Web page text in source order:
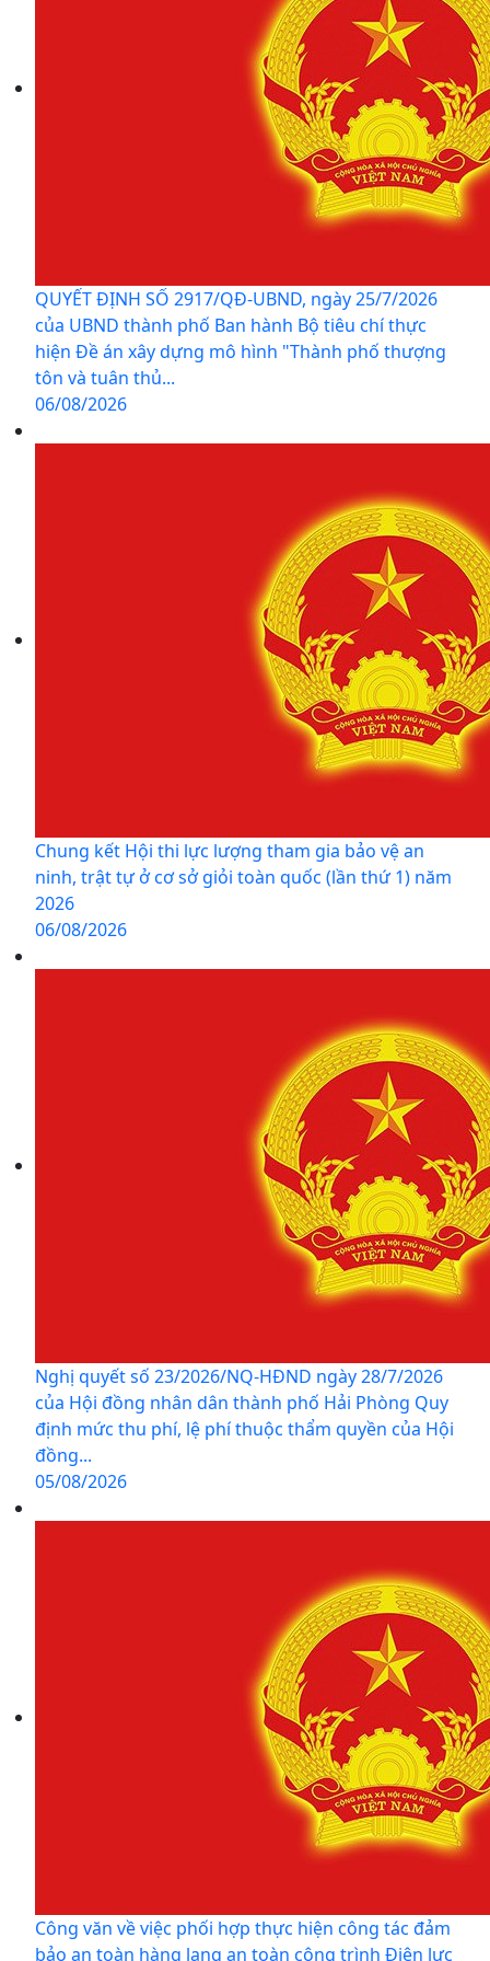
QUYẾT ĐỊNH SỐ 2917/QĐ-UBND, ngày 25/7/2026
của UBND thành phố Ban hành Bộ tiêu chí thực
hiện Đề án xây dựng mô hình "Thành phố thượng
tôn và tuân thủ...
06/08/2026
Chung kết Hội thi lực lượng tham gia bảo vệ an
ninh, trật tự ở cơ sở giỏi toàn quốc (lần thứ 1) năm
2026
06/08/2026
Nghị quyết số 23/2026/NQ-HĐND ngày 28/7/2026
của Hội đồng nhân dân thành phố Hải Phòng Quy
định mức thu phí, lệ phí thuộc thẩm quyền của Hội
đồng...
05/08/2026
Công văn về việc phối hợp thực hiện công tác đảm
bảo an toàn hàng lang an toàn công trình Điện lực